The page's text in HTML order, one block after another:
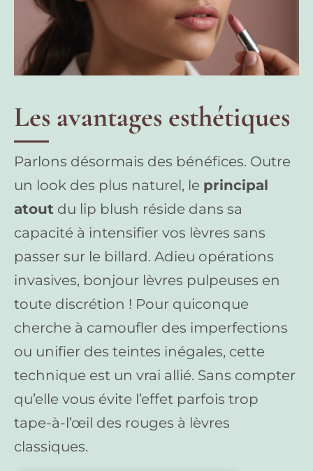
Les avantages esthétiques
Parlons désormais des bénéfices. Outre
un look des plus naturel, le principal
atout du lip blush réside dans sa
capacité à intensifier vos lèvres sans
passer sur le billard. Adieu opérations
invasives, bonjour lèvres pulpeuses en
toute discrétion ! Pour quiconque
cherche à camoufler des imperfections
ou unifier des teintes inégales, cette
technique est un vrai allié. Sans compter
qu’elle vous évite l’effet parfois trop
tape-à-l’œil des rouges à lèvres
classiques.